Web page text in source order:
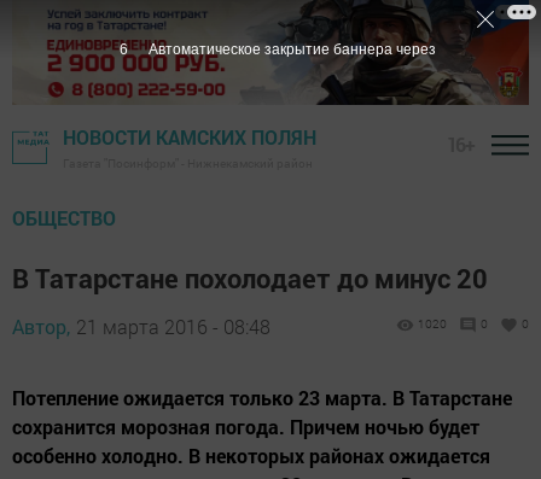
НОВОСТИ КАМСКИХ ПОЛЯН
ОБЩЕСТВО
В Татарстане похолодает до минус 20
Автор, 21 марта 2016 - 08:48 1020 0 0
Потепление ожидается только 23 марта. В Татарстане
сохранится морозная погода. Причем ночью будет
особенно холодно. В некоторых районах ожидается
5 Автоматическое закрытие баннера через